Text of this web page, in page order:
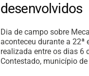
desenvolvidos
Dia de campo sobre
aconteceu durante a
realizada entre os dias 6
Contestado, município de